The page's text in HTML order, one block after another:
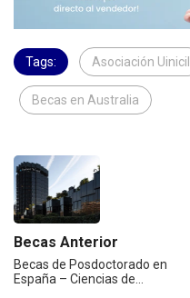
Tags: Asociación Uinicil
Becas en Australia
Becas Anterior
Becas de Posdoctorado en
España – Ciencias de…